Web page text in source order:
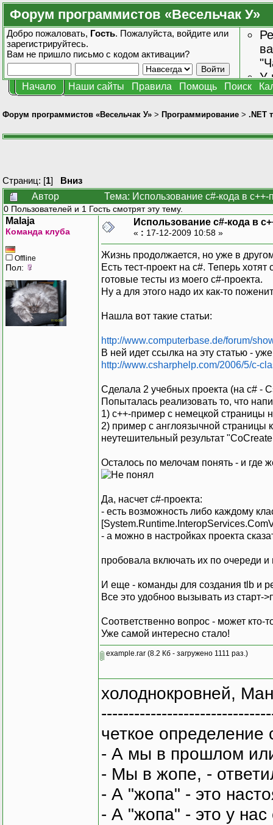
Форум программистов «Весельчак У»
Добро пожаловать, Гость. Пожалуйста, войдите или
зарегистрируйтесь.
Вам не пришло письмо с кодом активации?
У
Начало Наши сайты Правила Помощь Поиск
Форум программистов «Весельчак У» > Программирование > .NET
Страниц: [1] Вниз
Автор
Тема: Использование c#-кода в
0 Пользователей и 1 Гость смотрят эту тему.
Malaja
Команда клуба
Offline
Пол:
Использование c#-кода в
« : 17-12-2009 10:58 »
Жизнь продолжается, но уже в
Есть тест-проект на c#. Теперь
готовые тесты из моего c#-проекта.
Ну а для этого надо их как-то
Нашла вот такие статьи:
http://www.computerbase.de/forum/
В ней идет ссылка на эту статью -
http://www.csharphelp.com/2006/5/c-
Сделала 2 учебных проекта (на c# -
Попыталась реализовать то, что
1) с++-пример с немецкой страницы
2) пример с англоязычной страницы
неутешительный результат
Осталось по мелочам понять - и где
Да, насчет c#-проекта:
- есть возможность либо каждому
- а можно в настройках проекта
пробовала включать их по очереди
И еще - команды для создания tlb и
Все это удобноо вызывать из
Соответственно вопрос - может кто-
Уже самой интересно стало!
example.rar (8.2 Кб - загружено 1111 раз.)
холоднокровней,
четкое
- А мы в прошлом
- Мы в жопе, -
- А "жопа" - это
- А "жопа" - это у